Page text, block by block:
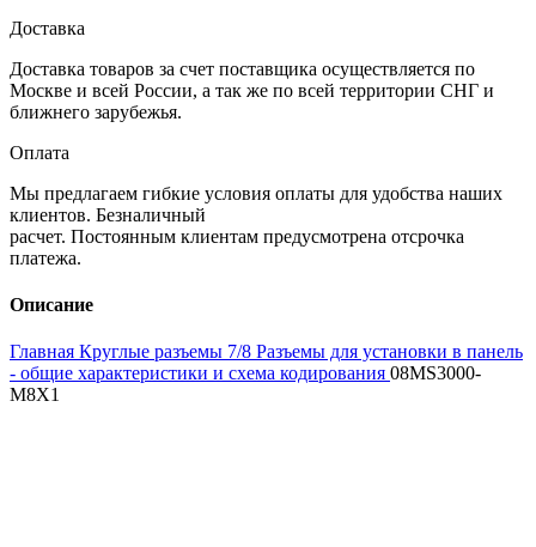
Доставка
Доставка товаров за счет поставщика осуществляется по
Москве и всей России, а так же по всей территории СНГ и
ближнего зарубежья.
Оплата
Мы предлагаем гибкие условия оплаты для удобства наших
клиентов. Безналичный
расчет. Постоянным клиентам предусмотрена отсрочка
платежа.
Описание
Главная Круглые разъемы 7/8 Разъемы для установки в панель
- общие характеристики и схема кодирования 08MS3000-
M8X1